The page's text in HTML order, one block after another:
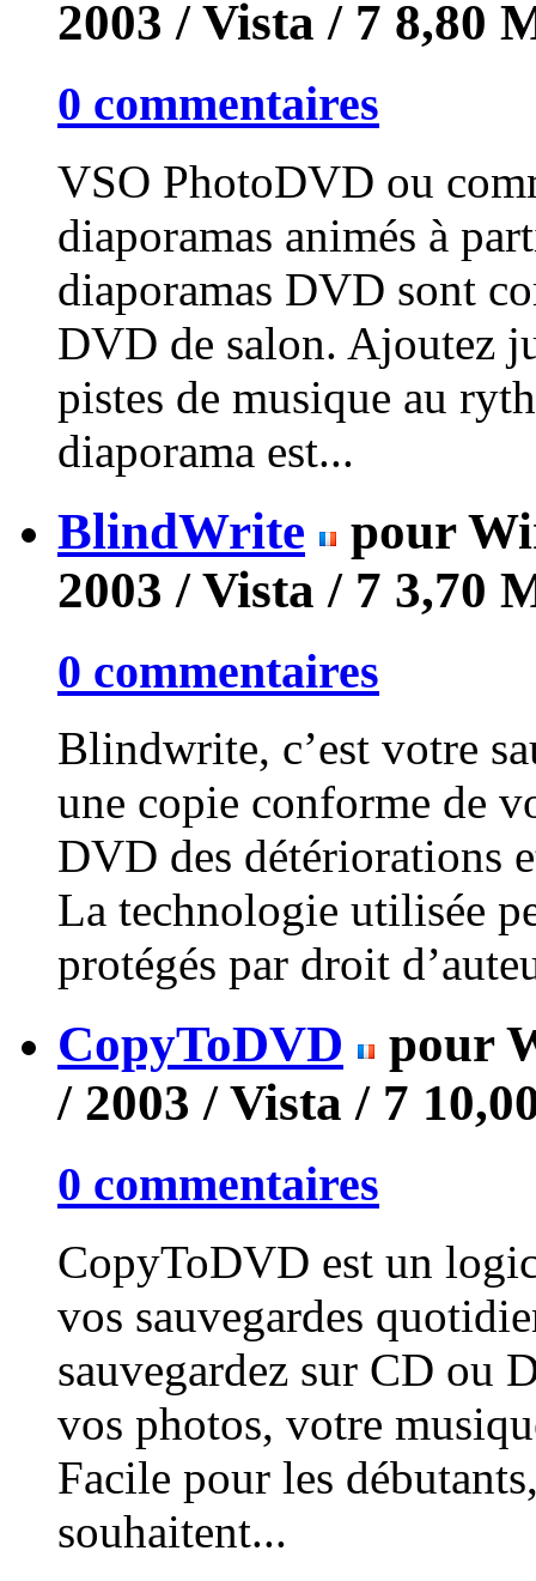
2003 / Vista / 7 8,80
0 commentaires
VSO PhotoDVD ou
diaporamas animés à
diaporamas DVD sont
DVD de salon. Ajoutez
pistes de musique au
diaporama est...
BlindWrite
pour
2003 / Vista / 7 3,70
0 commentaires
Blindwrite, c’est votre
une copie conforme de
DVD des détériorations
La technologie utilisée
protégés par droit
CopyToDVD
pour
/ 2003 / Vista / 7
0 commentaires
CopyToDVD est un
vos sauvegardes
sauvegardez sur CD ou
vos photos, votre
Facile pour les
souhaitent...